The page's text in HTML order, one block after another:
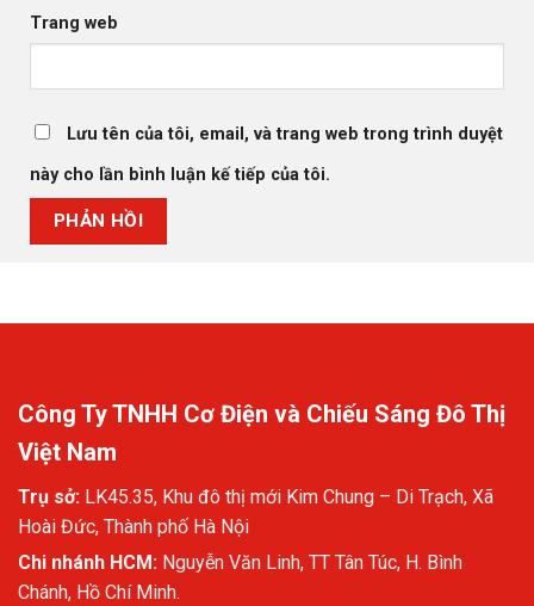
Trang web
Lưu tên của tôi, email, và trang web trong trình duyệt
này cho lần bình luận kế tiếp của tôi.
Công Ty TNHH Cơ Điện và Chiếu Sáng Đô Thị
Việt Nam
Trụ sở: LK45.35, Khu đô thị mới Kim Chung – Di Trạch, Xã
Hoài Đức, Thành phố Hà Nội
Chi nhánh HCM: Nguyễn Văn Linh, TT Tân Túc, H. Bình
Chánh, Hồ Chí Minh.